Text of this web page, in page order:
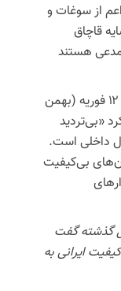
از سوغات و
قاچاق
هستند
وزارت صنعت و تجارت طالبان چهارشنبه ۱۲ فوریه (بهمن
«بی‌تردید
داخلی است.
بی‌کیفیت
گذشته گفت
ایرانی به